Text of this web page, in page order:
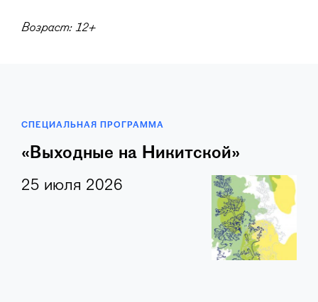
Возраст: 12+
СПЕЦИАЛЬНАЯ ПРОГРАММА
«Выходные на Никитской»
25 июля 2026